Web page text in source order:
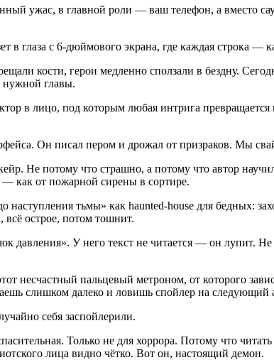
ужас, в главной роли — ваш телефон, а вместо
в глаза с 6-дюймового экрана, где каждая строка
кости, герои медленно сползали в бездну.
нужной главы.
в лицо, под которым любая интрига
Он писал пером и дрожал от призраков. Мы
Не потому что страшно, а потому что автор
как от пожарной сирены в сортире.
наступления тьмы» как haunted-house для бедных:
всё острое, потом тошнит.
давления». У него текст не читается — он
несчастный пальцевый метроном, от которого
слишком далеко и ловишь спойлер на следующий
себя заспойлерили.
Только не для хоррора. Потому что
лица видно чётко. Вот он, настоящий демон.